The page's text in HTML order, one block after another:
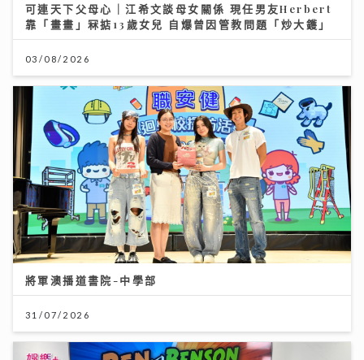
可連天下父母心｜江希文談母女關係 現任男友Herbert
靠「畫畫」冧掂13歲女兒 自爆曾因管教問題「炒大鑊」
03/08/2026
將軍澳播道書院-中學部
31/07/2026